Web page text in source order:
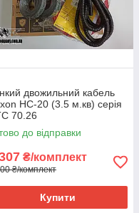
двожильний кабель
HC-20 (3.5 м.кв) серія
70.26
до відправки
₴/комплект
₴/комплект
Купити